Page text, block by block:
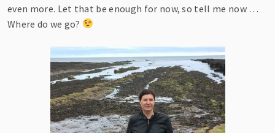
even more. Let that be enough for now, so tell me now …
Where do we go?